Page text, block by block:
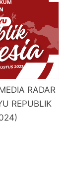
RADAR
REPUBLIK